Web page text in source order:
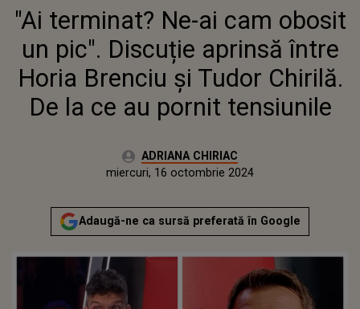
OBOSIT UN PIC". DISCUȚIE
APRINSĂ ÎNTRE HORIA
BRENCIU ȘI TUDOR CHIRILĂ. DE
LA CE AU PORNIT TENSIUNILE
"Ai terminat? Ne-ai cam obosit
un pic". Discuție aprinsă între
Horia Brenciu și Tudor Chirilă.
De la ce au pornit tensiunile
Autor:ADRIANA CHIRIAC
luni, 16 octombrie 2023
Actualizat:
miercuri, 16 octombrie 2024
Adaugă-ne ca sursă preferată în Google